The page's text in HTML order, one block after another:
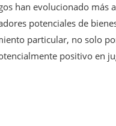
han evolucionado más
potenciales de
particular, no solo
positivo en